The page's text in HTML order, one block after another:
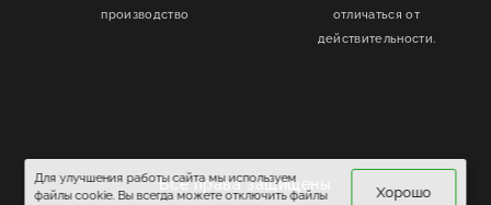
производство
отличаться от
действительности.
Все права защищены
Для улучшения работы сайта мы используем
файлы cookie. Вы всегда можете отключить файлы
Хорошо